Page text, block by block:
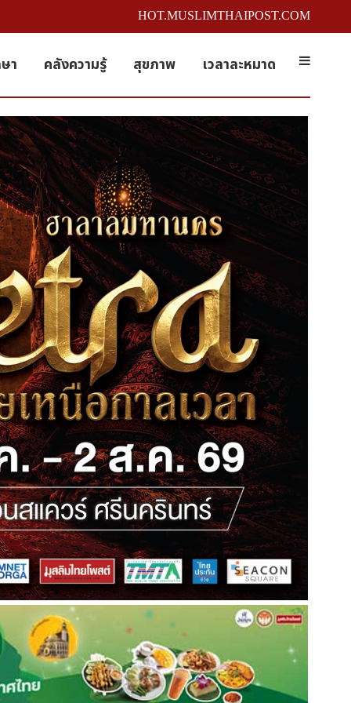
HOT.MUSLIMTHAIPOST.COM
า คลังความรู้ สุขภาพ เวลาละหมาด